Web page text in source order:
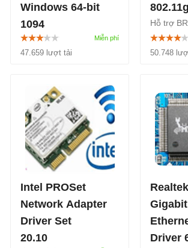
Windows 64-bit
1094
47.659 lượt tải
Hỗ trợ
Wireless
802.11g...
50.748
Intel PROSet
Network Adapter
Driver Set
20.10
Driver